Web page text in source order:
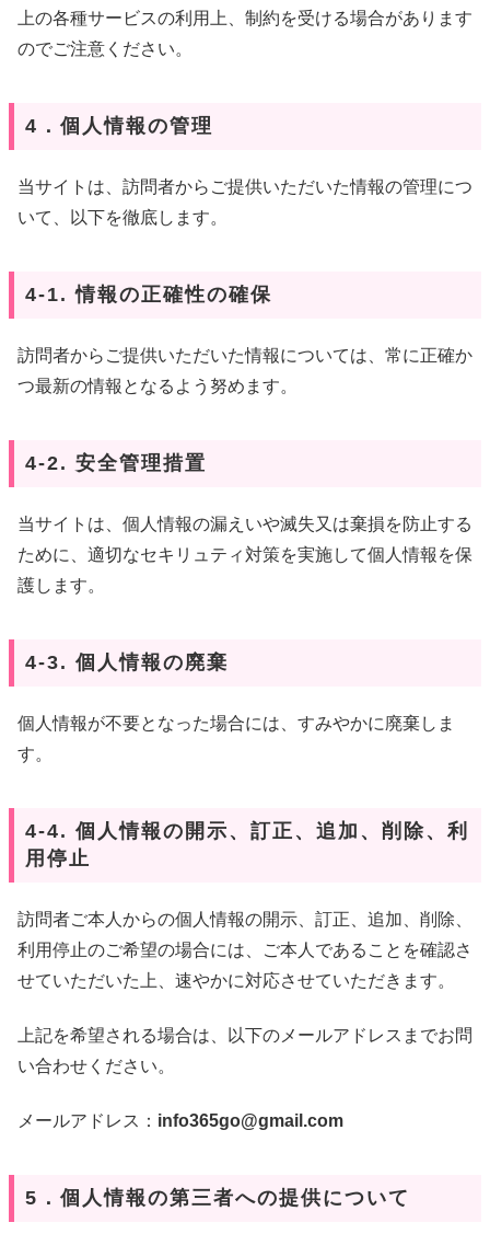
上の各種サービスの利用上、制約を受ける場合があります
のでご注意ください。
4．個人情報の管理
当サイトは、訪問者からご提供いただいた情報の管理につ
いて、以下を徹底します。
4-1. 情報の正確性の確保
訪問者からご提供いただいた情報については、常に正確か
つ最新の情報となるよう努めます。
4-2. 安全管理措置
当サイトは、個人情報の漏えいや滅失又は棄損を防止する
ために、適切なセキリュティ対策を実施して個人情報を保
護します。
4-3. 個人情報の廃棄
個人情報が不要となった場合には、すみやかに廃棄しま
す。
4-4. 個人情報の開示、訂正、追加、削除、利
用停止
訪問者ご本人からの個人情報の開示、訂正、追加、削除、
利用停止のご希望の場合には、ご本人であることを確認さ
せていただいた上、速やかに対応させていただきます。
上記を希望される場合は、以下のメールアドレスまでお問
い合わせください。
メールアドレス： info365go@gmail.com
5．個人情報の第三者への提供について